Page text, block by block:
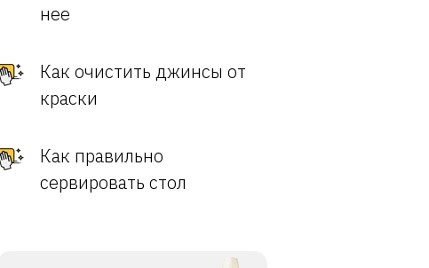
нее
Как очистить джинсы от
краски
Как правильно
сервировать стол